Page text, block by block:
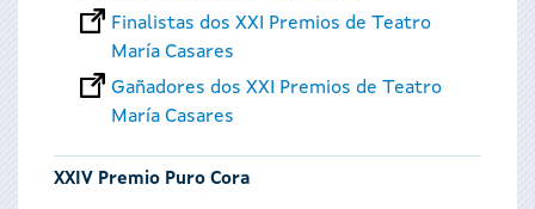
Finalistas dos XXI Premios de Teatro
María Casares
Gañadores dos XXI Premios de Teatro
María Casares
XXIV Premio Puro Cora